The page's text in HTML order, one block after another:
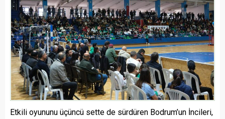
Etkili oyununu üçüncü sette de sürdüren Bodrum’un İncileri,